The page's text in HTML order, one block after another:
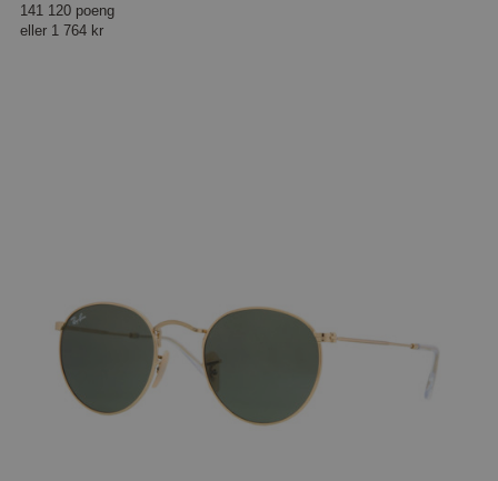
141 120 poeng
eller 1 764 kr